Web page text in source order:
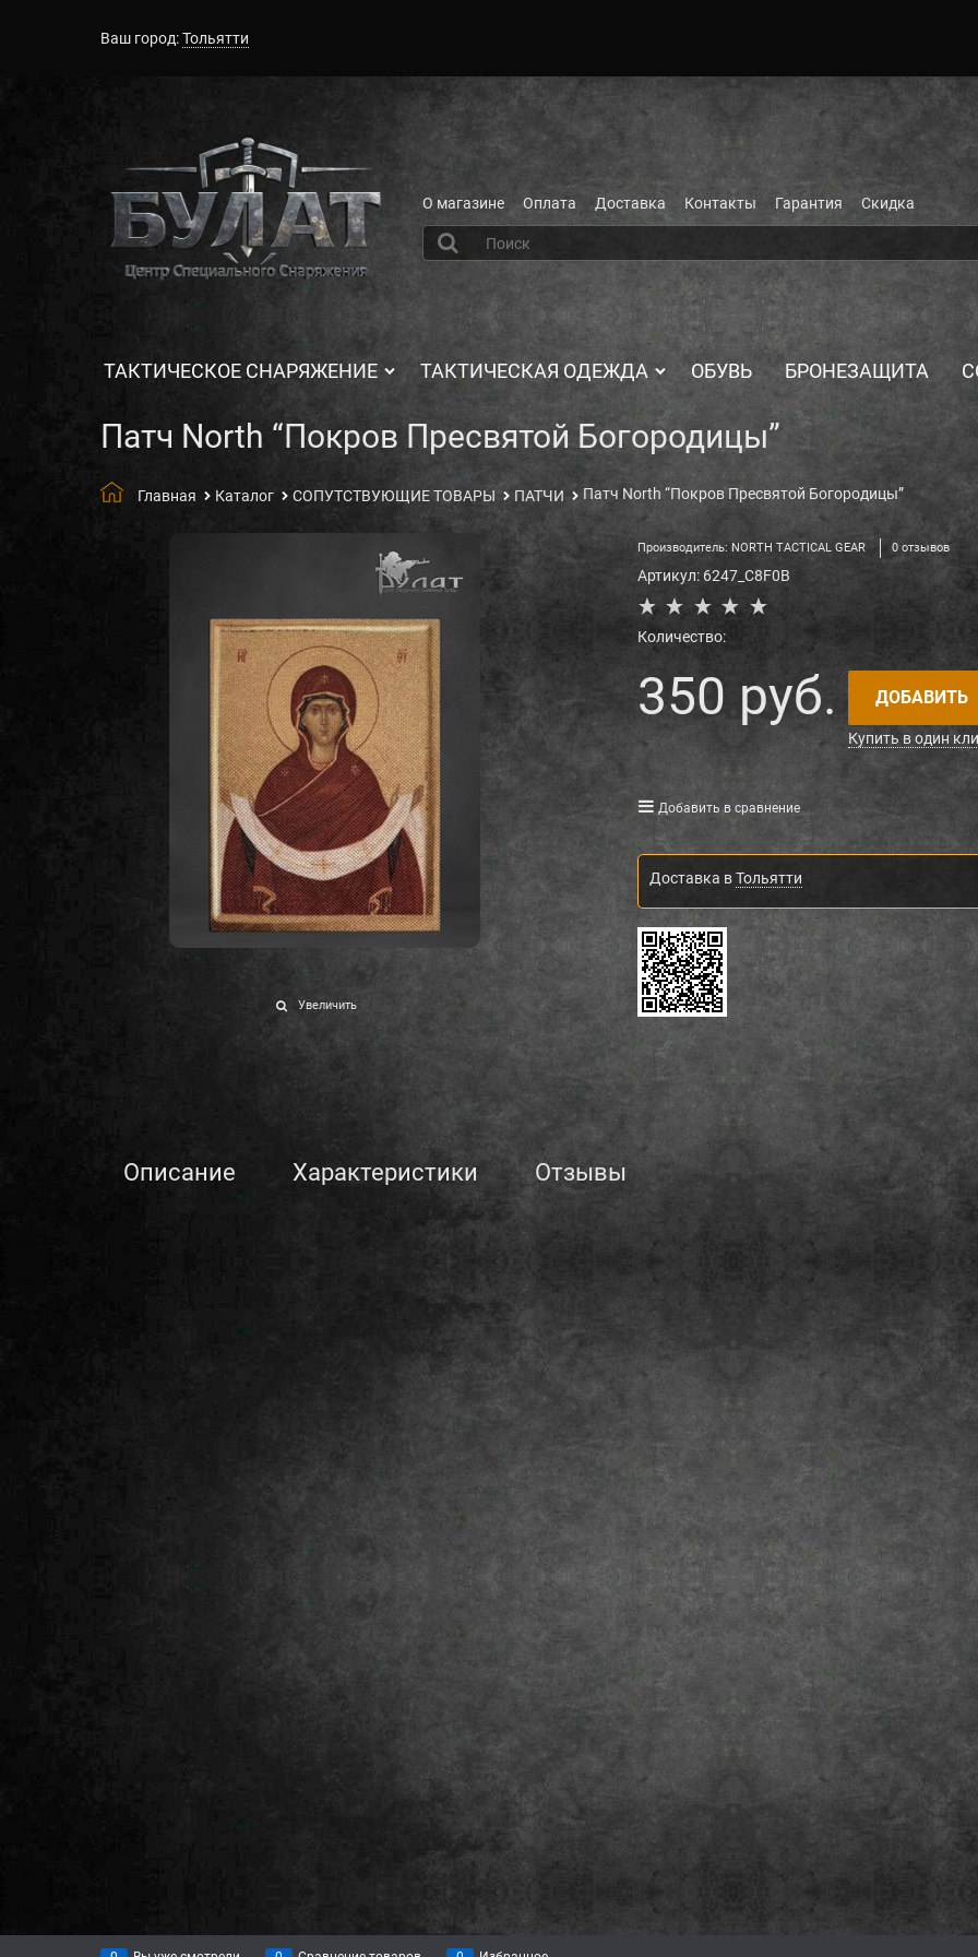
Ваш город:Тольятти
О магазине Оплата Доставка Контакты Гарантия Скидка
ТАКТИЧЕСКОЕ СНАРЯЖЕНИЕ ТАКТИЧЕСКАЯ ОДЕЖДА ОБУВЬ БРОНЕЗАЩИТА
Патч North “Покров Пресвятой Богородицы”
Главная Каталог СОПУТСТВУЮЩИЕ ТОВАРЫ ПАТЧИ Патч North “Покров Пресвятой Богородицы”
Увеличить
Производитель: NORTH TACTICAL GEAR 0 отзывов
Артикул: 6247_C8F0B
Количество:
350 руб. ДОБАВИТЬ
Купить в один
Добавить в сравнение
Доставка вТольятти
Описание Характеристики Отзывы